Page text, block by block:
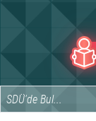
INTERNATIONAL